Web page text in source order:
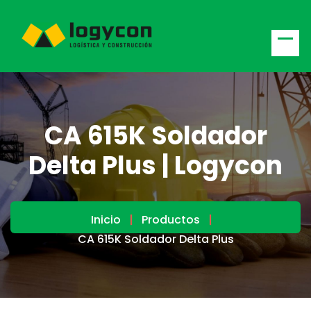
CA 615K Soldador
Delta Plus | Logycon
Inicio
Productos
CA 615K Soldador Delta Plus